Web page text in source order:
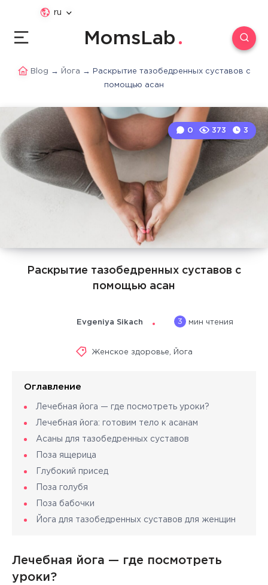
ru
MomsLab
Blog → Йога → Раскрытие тазобедренных суставов с
помощью асан
Раскрытие тазобедренных суставов с
помощью асан
0 373 3
Evgeniya Sikach 3 мин чтения
Женское здоровье Йога
Оглавление
Лечебная йога — где посмотреть уроки?
Лечебная йога: готовим тело к асанам
Асаны для тазобедренных суставов
Поза ящерица
Глубокий присед
Поза голубя
Поза бабочки
Йога для тазобедренных суставов для женщин
Лечебная йога — где посмотреть
уроки?